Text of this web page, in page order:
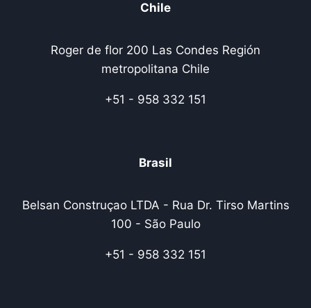
Chile
Roger de flor 200 Las Condes Región
metropolitana Chile
+51 - 958 332 151
Brasil
Belsan Construçao LTDA - Rua Dr. Tirso Martins
100 - São Paulo
+51 - 958 332 151